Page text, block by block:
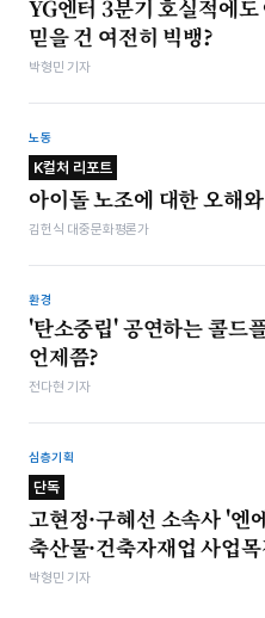
YG엔터 3분기 호실적에
믿을 건 여전히 빅뱅?
박형민 기자
노동
K컬처 리포트
아이돌 노조에 대한 오해
김헌식 대중문화평론가
환경
'탄소중립' 공연하는 콜드
언제쯤?
전다현 기자
심층기획
단독
고현정·구혜선 소속사 '엔
축산물·건축자재업 사업
박형민 기자